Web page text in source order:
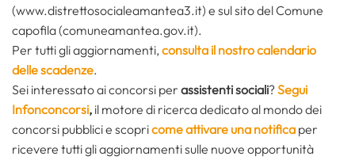
(www.distrettosocialeamantea3.it) e sul sito del Comune
capofila (comuneamantea.gov.it).
Per tutti gli aggiornamenti,consulta il nostro calendario
delle scadenze.
Sei interessato ai concorsi per assistenti sociali?Segui
Infonconcorsi, il motore di ricerca dedicato al mondo dei
concorsi pubblici e scopricome attivare una notifica per
ricevere tutti gli aggiornamenti sulle nuove opportunità